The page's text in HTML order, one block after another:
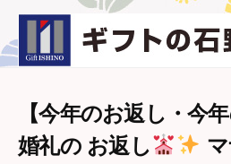
テ
【今年のお返し・今
婚礼の お返し